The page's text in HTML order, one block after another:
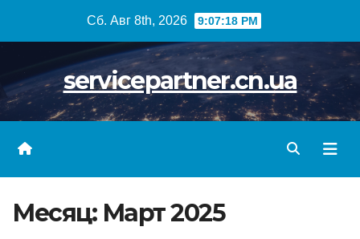
Сб. Авг 8th, 2026 9:07:19 PM
servicepartner.cn.ua
Месяц: Март 2025